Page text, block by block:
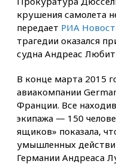
крушения самолета
передает РИА
трагедии оказался
судна Андреас
В конце марта 2015
авиакомпании
Франции. Все
экипажа — 150
ящиков» показала,
умышленных
Германии Андреаса